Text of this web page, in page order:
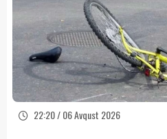
22:20 / 06 Avqust 2026